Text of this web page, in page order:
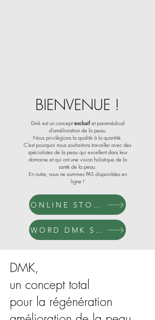
BIENVENUE !
Dmk est un conceptexclusifet paramédical
d'amélioration de la peau.
Nous privilégions la qualité à la quantité.
C'est pourquoi nous souhaitons travailler avec des
spécialistes de la peau qui excellent dans leur
domaine et qui ont une vision holistique de la
santé de la peau.
En outre, nous ne sommes PAS disponibles en
ligne !
ONLINE STORE B2B
WORD DMK SPECIALIST
DMK,
un concept total
pour la régénération